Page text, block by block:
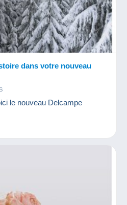
dans votre nouveau
le nouveau Delcampe